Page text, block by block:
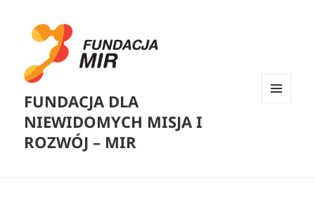
FUNDACJA DLA
NIEWIDOMYCH MISJA I
ROZWÓJ – MIR